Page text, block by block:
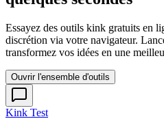
Essayez des outils kink gratuits en
discrétion via votre navigateur.
transformez vos idées en une
Ouvrir l'ensemble d'outils
Kink Test